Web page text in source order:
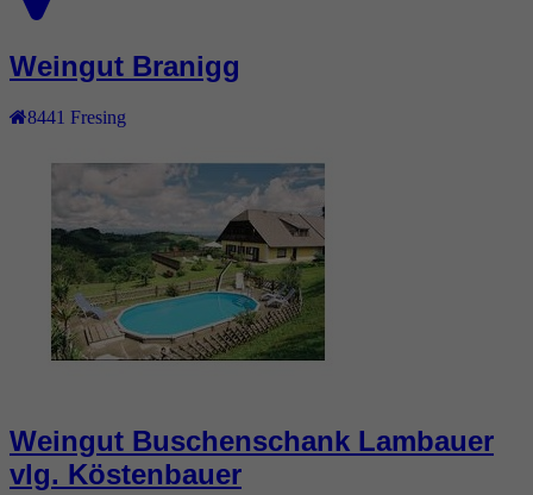
Weingut Branigg
8441 Fresing
Weingut Buschenschank Lambauer
vlg. Köstenbauer